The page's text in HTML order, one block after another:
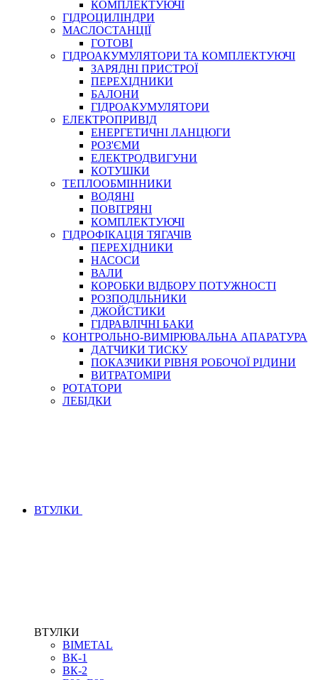
СПЕЦІАЛЬНІ
ГЕРМЕТИКИ
КЛЕЇ, ЦЕМЕНТИ, ЕПОКСИДКИ
РЕМОНТ ГІДРОЦИЛІНДРІВ
БОРЕКС, ЕО
КОМПЛЕКТУЮЧІ
ГІДРОЦИЛІНДРИ
МАСЛОСТАНЦІЇ
ГОТОВІ
ГІДРОАКУМУЛЯТОРИ ТА КОМПЛЕКТУЮЧІ
ЗАРЯДНІ ПРИСТРОЇ
ПЕРЕХІДНИКИ
БАЛОНИ
ГІДРОАКУМУЛЯТОРИ
ЕЛЕКТРОПРИВІД
ЕНЕРГЕТИЧНІ ЛАНЦЮГИ
РОЗ'ЄМИ
ЕЛЕКТРОДВИГУНИ
КОТУШКИ
ТЕПЛООБМІННИКИ
ВОДЯНІ
ПОВІТРЯНІ
КОМПЛЕКТУЮЧІ
ГІДРОФІКАЦІЯ ТЯГАЧІВ
ПЕРЕХІДНИКИ
НАСОСИ
ВАЛИ
КОРОБКИ ВІДБОРУ ПОТУЖНОСТІ
РОЗПОДІЛЬНИКИ
ДЖОЙСТИКИ
ГІДРАВЛІЧНІ БАКИ
КОНТРОЛЬНО-ВИМІРЮВАЛЬНА АПАРАТУРА
ДАТЧИКИ ТИСКУ
ПОКАЗЧИКИ РІВНЯ РОБОЧОЇ РІДИНИ
ВИТРАТОМІРИ
РОТАТОРИ
ЛЕБІДКИ
ВТУЛКИ
ВТУЛКИ
BIMETAL
ВК-1
ВК-2